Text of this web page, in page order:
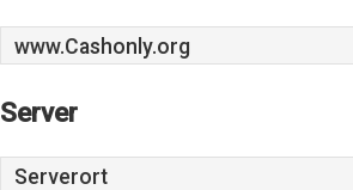
www.Cashonly.org
Server
Serverort